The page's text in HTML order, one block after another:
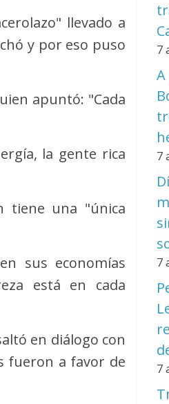
llevado a
y por eso puso
apuntó: "Cada
la gente rica
tiene una "única
sus economías
está en cada
en diálogo con
fueron a favor de
7
7
7
7